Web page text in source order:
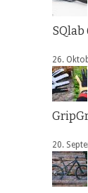
SQlab
26.
20.